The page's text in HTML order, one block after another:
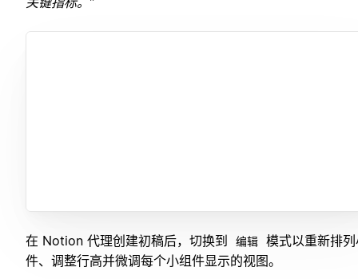
在 Notion 代理创建初稿后，切换到 编辑 模式以重新排
件、调整行高并微调每个小组件显示的视图。